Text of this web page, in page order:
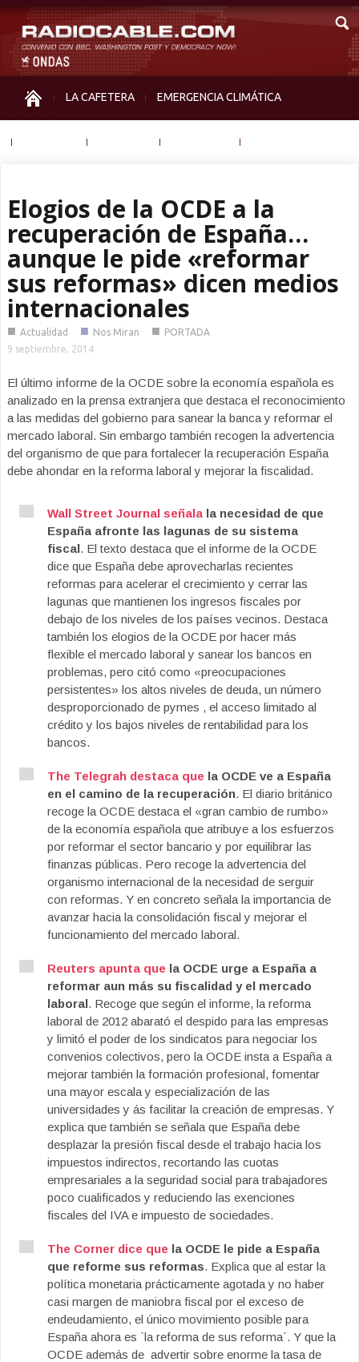
LA CAFETERA EMERGENCIA CLIMÁTICA
Elogios de la OCDE a la
recuperación de España…
aunque le pide «reformar
sus reformas» dicen medios
internacionales
■ Actualidad ■ Nos Miran ■ PORTADA
9 septiembre, 2014
El último informe de la OCDE sobre la economía española es
analizado en la prensa extranjera que destaca el reconocimiento
a las medidas del gobierno para sanear la banca y reformar el
mercado laboral. Sin embargo también recogen la advertencia
del organismo de que para fortalecer la recuperación España
debe ahondar en la reforma laboral y mejorar la fiscalidad.
Wall Street Journal señala la necesidad de que
España afronte las lagunas de su sistema
fiscal. El texto destaca que el informe de la OCDE
dice que España debe aprovecharlas recientes
reformas para acelerar el crecimiento y cerrar las
lagunas que mantienen los ingresos fiscales por
debajo de los niveles de los países vecinos. Destaca
también los elogios de la OCDE por hacer más
flexible el mercado laboral y sanear los bancos en
problemas, pero citó como «preocupaciones
persistentes» los altos niveles de deuda, un número
desproporcionado de pymes , el acceso limitado al
crédito y los bajos niveles de rentabilidad para los
bancos.
The Telegrah destaca que la OCDE ve a España
en el camino de la recuperación. El diario británico
recoge la OCDE destaca el «gran cambio de rumbo»
de la economía española que atribuye a los esfuerzos
por reformar el sector bancario y por equilibrar las
finanzas públicas. Pero recoge la advertencia del
organismo internacional de la necesidad de serguir
con reformas. Y en concreto señala la importancia de
avanzar hacia la consolidación fiscal y mejorar el
funcionamiento del mercado laboral.
Reuters apunta que la OCDE urge a España a
reformar aun más su fiscalidad y el mercado
laboral. Recoge que según el informe, la reforma
laboral de 2012 abarató el despido para las empresas
y limitó el poder de los sindicatos para negociar los
convenios colectivos, pero la OCDE insta a España a
mejorar también la formación profesional, fomentar
una mayor escala y especialización de las
universidades y ás facilitar la creación de empresas. Y
explica que también se señala que España debe
desplazar la presión fiscal desde el trabajo hacia los
impuestos indirectos, recortando las cuotas
empresariales a la seguridad social para trabajadores
poco cualificados y reduciendo las exenciones
fiscales del IVA e impuesto de sociedades.
The Corner dice que la OCDE le pide a España
que reforme sus reformas. Explica que al estar la
política monetaria prácticamente agotada y no haber
casi margen de maniobra fiscal por el exceso de
endeudamiento, el único movimiento posible para
España ahora es `la reforma de sus reforma´. Y que la
OCDE además de advertir sobre enorme la tasa de